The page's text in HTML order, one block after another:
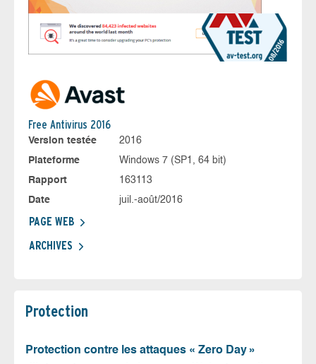
Free Antivirus 2016
Version testée
2016
Plateforme
Windows 7 (SP1, 64 bit)
Rapport
163113
Date
juil.-août/2016
PAGE WEB
ARCHIVES
Protection
Protection contre les attaques « Zero Day »